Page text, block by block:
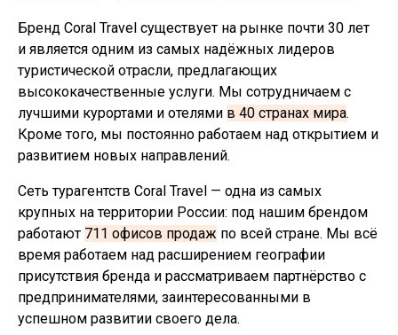
Бренд Coral Travel существует на рынке почти 30 лет
и является одним из самых надёжных лидеров
туристической отрасли, предлагающих
высококачественные услуги. Мы сотрудничаем с
лучшими курортами и отелями в 40 странах мира.
Кроме того, мы постоянно работаем над открытием и
развитием новых направлений.
Сеть турагентств Coral Travel — одна из самых
крупных на территории России: под нашим брендом
работают 711 офисов продаж по всей стране. Мы всё
время работаем над расширением географии
присутствия бренда и рассматриваем партнёрство с
предпринимателями, заинтересованными в
успешном развитии своего дела.